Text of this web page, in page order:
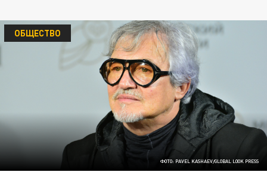
ФОТО: PAVEL KASHAEV/GLOBAL LOOK PRESS
ОБЩЕСТВО